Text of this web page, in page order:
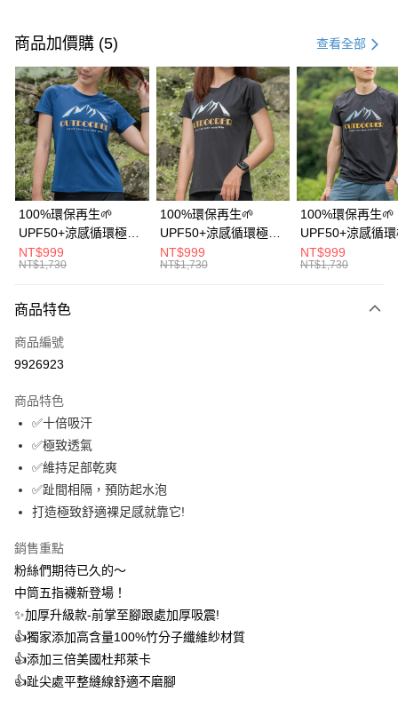
信用卡一次付款
信用卡分期付款
3 期 0 利率 每期NT$393 21家銀行
合作金庫商業銀行
第一商業銀行
華南商業銀行
彰化商業銀行
上海商業儲蓄銀行
台北富邦商業銀行
國泰世華商業銀行
兆豐國際商業銀行
臺灣中小企業銀行
台中商業銀行
匯豐（台灣）商業銀行
華泰商業銀行
聯邦商業銀行
遠東國際商業銀行
元大商業銀行
台灣樂天信用卡公司
6 期 0 利率 每期NT$196 21家銀行
合作金庫商業銀行
第一商業銀行
華南商業銀行
彰化商業銀行
上海商業儲蓄銀行
台北富邦商業銀行
國泰世華商業銀行
兆豐國際商業銀行
臺灣中小企業銀行
台中商業銀行
匯豐（台灣）商業銀行
聯邦商業銀行
玉山商業銀行
台灣樂天信用卡公司
12 期 0 利率 每期NT$98 21家銀行
合作金庫商業銀行
第一商業銀行
華南商業銀行
彰化商業銀行
上海商業儲蓄銀行
台北富邦商業銀行
國泰世華商業銀行
兆豐國際商業銀行
臺灣中小企業銀行
元大商業銀行
台新國際商業銀行
台灣樂天信用卡公司
24 期 0 利率 每期NT$49 20家銀行
合作金庫商業銀行
第一商業銀行
華南商業銀行
彰化商業銀行
上海商業儲蓄銀行
兆豐國際商業銀行
華泰商業銀行
遠東國際商業銀行
永豐商業銀行
星展（台灣）商業銀行
超商取貨付款
LINE Pay
悠遊付
大哥付你分期
相關說明
1.本服務由台灣大哥大提供，台灣大哥大用戶可立即使用無須另外申請。
2.付款方式選擇「大哥付你分期」，訂單成立後會自動跳轉到大哥付的交易
成交易。
3.實際核准額度、可分期數及費用金額請依後續交易確認頁面所載為準。
4.訂單成立30分鐘內，如未前往確認交易或遇審核未通過，訂單將自動取
消。如遇「轉專審核」未通過狀況，表示未達大哥付你分期系統評分，恕無
法說明評估內容。
1.分期款項不併入電信帳單，「大哥付你分期」於每月結算日後寄送繳費提
醒簡訊。
2.透過簡訊連結打開帳單後，可選擇「超商條碼／台灣大直營門市／銀行轉
帳／街口支付／iPASS MONEY」等通路繳費。
1.本服務係由「台灣大哥大股份有限公司」（以下簡稱本公司）所提供，讓
用戶於交易時，得透過本服務購買商品或服務，並由商店將買賣／分期付款
買賣價金債權讓與本公司後，依約使用本公司帳單繳交帳款。
2.基於同意付款使用「大哥付你分期」之契約關係目的，商店將以您的個人
AFTEE先享後付
相關說明
【關於「AFTEE先享後付」】
便利好安心！
１．簡單：不需註冊會員、不需綁卡、不需儲值。
２．便利：只要手機號碼，簡訊認證，即可結帳。
３．安心：先確認商品／服務後，再付款。
【「AFTEE先享後付」結帳流程】
１．於結帳方式選擇「AFTEE先享後付」後，將跳轉至「AFTEE先享後付」
結帳頁面，進行簡訊認證並確認金額後，即可完成結帳。
２．訂單成立數日內，您將收到繳費通知簡訊。
３．收到繳費通知簡訊後14天內，點擊此簡訊中的連結，可透過四大超商／
ATM／網路銀行／等多元方式進行付款，方視為交易完成。
購買商品的店家。未經商家同意取消之訂單仍視為有效，需透過AFTEE先享
後付繳納相關費用。
ATM付款
運送方式
每筆NT$100，滿NT$1,000(含以上)免運費
付款後全家取貨
每筆NT$100，滿NT$1,000(含以上)免運費
7-11取貨付款
每筆NT$100，滿NT$1,000(含以上)免運費
商品加價購 (5) 查看全部
100%環保再生🌱
UPF50+涼感循環極風
衣【山岳線條款】
NT$999
NT$1,730
100%環保再生🌱
UPF50+涼感循環極風
衣【山岳線條款】
NT$999
NT$1,730
100%環保再生🌱
UPF50+涼感循
衣【山岳線條款
NT$999
NT$1,730
商品特色
商品編號
9926923
商品特色
✅十倍吸汗
✅極致透氣
✅維持足部乾爽
✅趾間相隔，預防起水泡
打造極致舒適裸足感就靠它!
銷售重點
粉絲們期待已久的～
中筒五指襪新登場！
✨加厚升級款-前掌至腳跟處加厚吸震!
👍️獨家添加高含量100%竹分子纖維紗材質
👍️添加三倍美國杜邦萊卡
👍️趾尖處平整縫線舒適不磨腳